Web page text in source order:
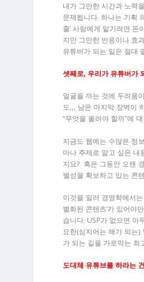
내가 그만한 시간과 노력
문제됩니다. 하나는 기획
줄’ 사람에게 맡기려면
지만 그만한 반응이나 효
유튜버가 되는 일은 절대
셋째로, 우리가 유튜버가
얼굴을 까는 것에 두려움
도,,, 남은 마지막 장벽이
“무엇을 올려야 할까”에
지금도 웹에는 수많은 정
마나 주제로 알고 싶은 내
지요? 혹은 그동안 오랜
별성을 확보하고 있는 콘
이것을 일러 경영학에서
별화된 콘텐츠’가 있어야
습니다. USP가 없으면 아
요한(심지어는 해가 되는
가 되는 길을 가로막는 최
도대체 유튜브를 하라는